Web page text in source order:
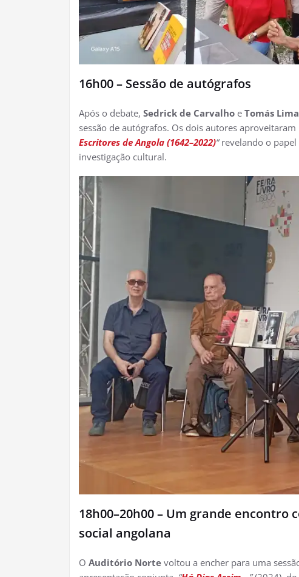
16h00 – Sessão de autógrafos
Após o debate, Sedrick de Carvalho e Tomás
sessão de autógrafos. Os dois autores
Escritores de Angola (1642–2022)“revelando o papel
investigação cultural.
18h00–20h00 – Um grande
social angolana
O Auditório Norte voltou a encher para uma